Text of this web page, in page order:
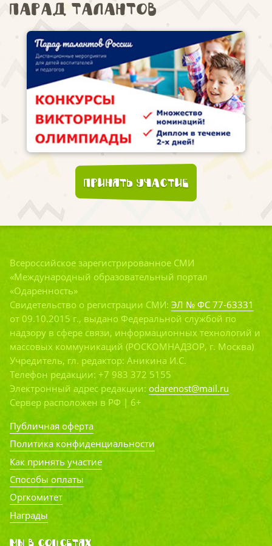
Парад талантов
Принять участие
Всероссийское зарегистрированное СМИ
«Международный образовательный портал
«Одаренность»
Свидетельство о регистрации СМИ: ЭЛ № ФС 77-63331
от 09.10.2015 г., выдано Федеральной службой по
надзору в сфере связи, информационных технологий и
массовых коммуникаций (РОСКОМНАДЗОР, г. Москва)
Учредитель, гл. редактор: Аникина И.С.
Телефон редакции: +7 983 372 5155
Электронный адрес редакции: odarenost@mail.ru
Сервер расположен в РФ | 6+
Публичная оферта
Политика конфиденциальности
Как принять участие
Способы оплаты
Оргкомитет
Награды
Мы в соцсетях